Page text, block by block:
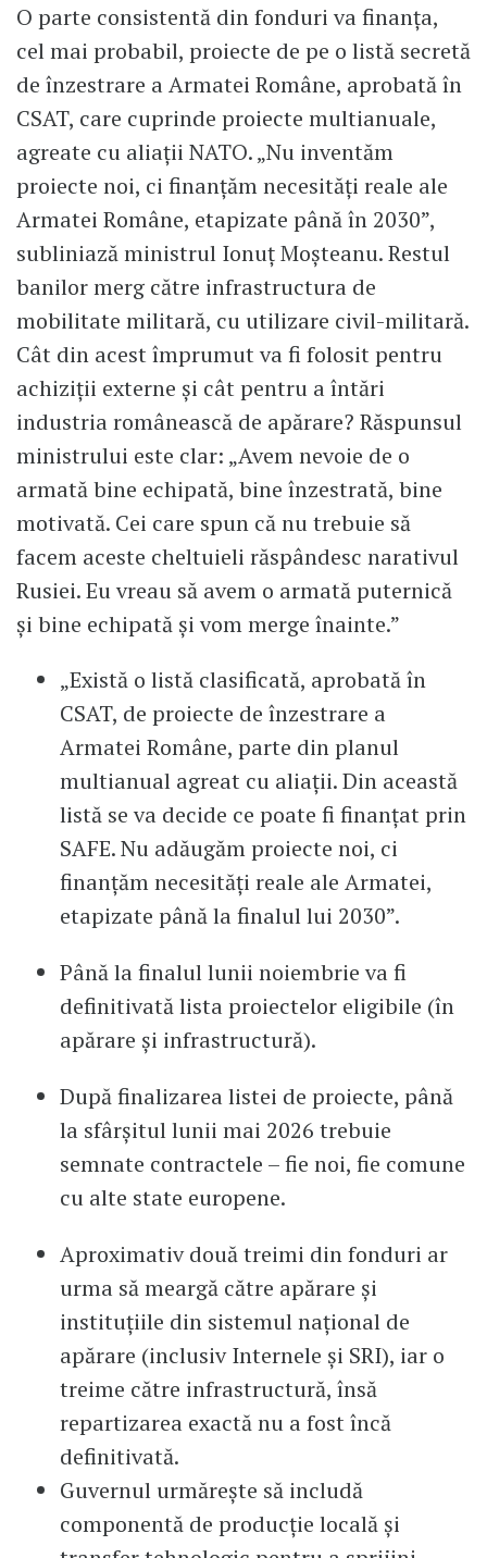
O parte consistentă din fonduri va finanța,
cel mai probabil, proiecte de pe o listă secretă
de înzestrare a Armatei Române, aprobată în
CSAT, care cuprinde proiecte multianuale,
agreate cu aliații NATO. „Nu inventăm
proiecte noi, ci finanțăm necesități reale ale
Armatei Române, etapizate până în 2030”,
subliniază ministrul Ionuț Moșteanu. Restul
banilor merg către infrastructura de
mobilitate militară, cu utilizare civil-militară.
Cât din acest împrumut va fi folosit pentru
achiziții externe și cât pentru a întări
industria românească de apărare? Răspunsul
ministrului este clar: „Avem nevoie de o
armată bine echipată, bine înzestrată, bine
motivată. Cei care spun că nu trebuie să
facem aceste cheltuieli răspândesc narativul
Rusiei. Eu vreau să avem o armată puternică
și bine echipată și vom merge înainte.”
„Există o listă clasificată, aprobată în
CSAT, de proiecte de înzestrare a
Armatei Române, parte din planul
multianual agreat cu aliații. Din această
listă se va decide ce poate fi finanțat prin
SAFE. Nu adăugăm proiecte noi, ci
finanțăm necesități reale ale Armatei,
etapizate până la finalul lui 2030”.
Până la finalul lunii noiembrie va fi
definitivată lista proiectelor eligibile (în
apărare și infrastructură).
După finalizarea listei de proiecte, până
la sfârșitul lunii mai 2026 trebuie
semnate contractele – fie noi, fie comune
cu alte state europene.
Aproximativ două treimi din fonduri ar
urma să meargă către apărare și
instituțiile din sistemul național de
apărare (inclusiv Internele și SRI), iar o
treime către infrastructură, însă
repartizarea exactă nu a fost încă
definitivată.
Guvernul urmărește să includă
componentă de producție locală și